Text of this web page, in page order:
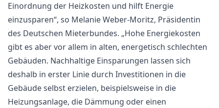
Einordnung der Heizkosten und hilft Energie
einzusparen“, so Melanie Weber-Moritz, Präsidentin
des Deutschen Mieterbundes. „Hohe Energiekosten
gibt es aber vor allem in alten, energetisch schlechten
Gebäuden. Nachhaltige Einsparungen lassen sich
deshalb in erster Linie durch Investitionen in die
Gebäude selbst erzielen, beispielsweise in die
Heizungsanlage, die Dämmung oder einen